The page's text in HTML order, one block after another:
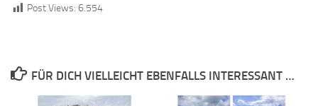
Post Views: 6.554
FÜR DICH VIELLEICHT EBENFALLS INTERESSANT …